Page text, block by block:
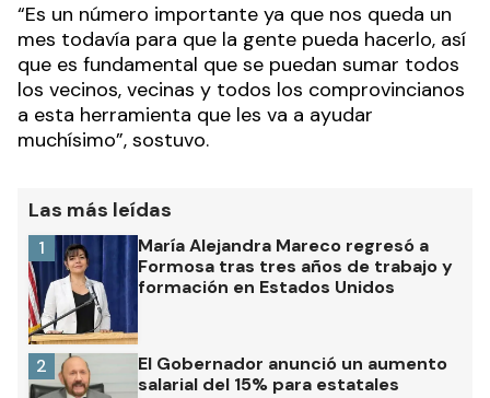
“Es un número importante ya que nos queda un
mes todavía para que la gente pueda hacerlo, así
que es fundamental que se puedan sumar todos
los vecinos, vecinas y todos los comprovincianos
a esta herramienta que les va a ayudar
muchísimo”, sostuvo.
Las más leídas
María Alejandra Mareco regresó a
Formosa tras tres años de trabajo y
formación en Estados Unidos
1
El Gobernador anunció un aumento
salarial del 15% para estatales
2